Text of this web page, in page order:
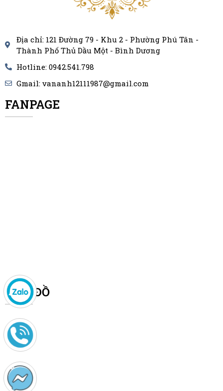
Địa chỉ: 121 Đường 79 - Khu 2 - Phường Phú Tân -
Thành Phố Thủ Dầu Một - Bình Dương
Hotline: 0942.541.798
Gmail: vananh12111987@gmail.com
FANPAGE
BẢN ĐỒ